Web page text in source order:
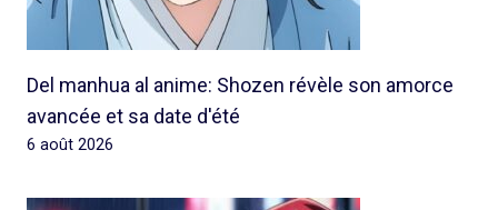
Del manhua al anime: Shozen révèle son amorce
avancée et sa date d'été
6 août 2026